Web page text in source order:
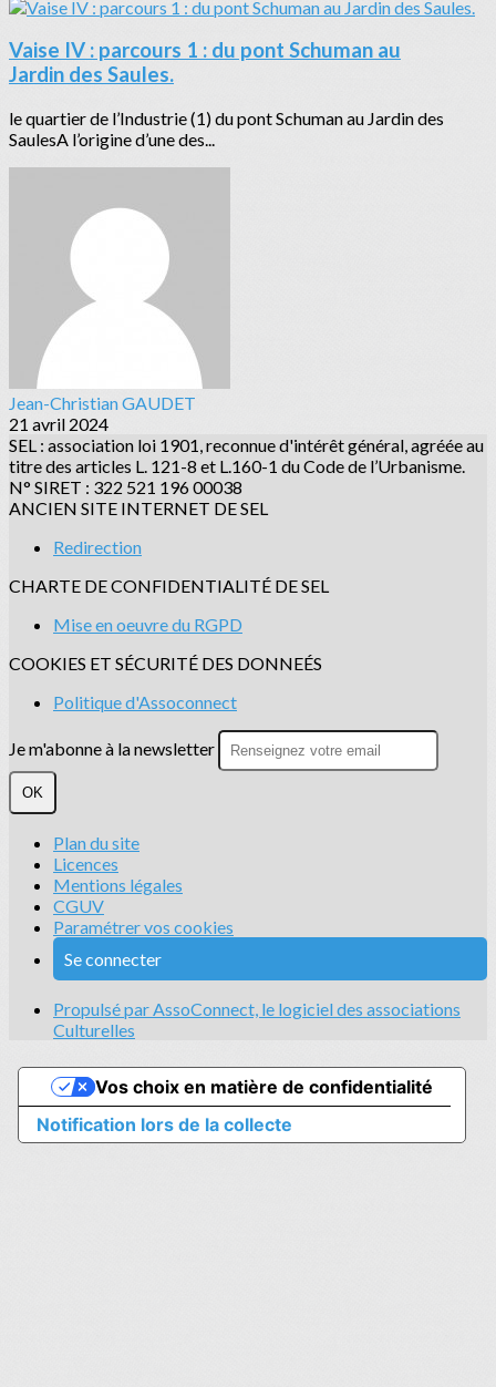
Vaise IV : parcours 1 : du pont Schuman au
Jardin des Saules.
le quartier de l’Industrie (1) du pont Schuman au Jardin des
SaulesA l’origine d’une des...
Jean-Christian GAUDET
21 avril 2024
SEL : association loi 1901, reconnue d'intérêt général, agréée au
titre des articles L. 121-8 et L.160-1 du Code de l’Urbanisme.
N° SIRET : 322 521 196 00038
ANCIEN SITE INTERNET DE SEL
Redirection
CHARTE DE CONFIDENTIALITÉ DE SEL
Mise en oeuvre du RGPD
COOKIES ET SÉCURITÉ DES DONNEÉS
Politique d'Assoconnect
Je m'abonne à la newsletter
OK
Plan du site
Licences
Mentions légales
CGUV
Paramétrer vos cookies
Se connecter
Propulsé par AssoConnect, le logiciel des associations
Culturelles
Notification lors de la collecte
Vos choix en matière de confidentialité